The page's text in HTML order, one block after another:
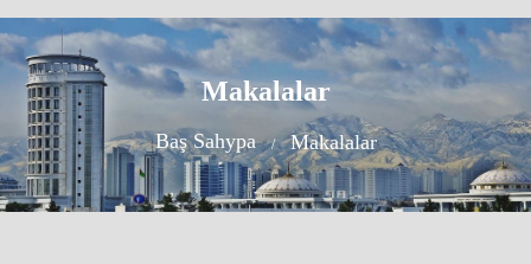
Makalalar
Baş Sahypa Makalalar